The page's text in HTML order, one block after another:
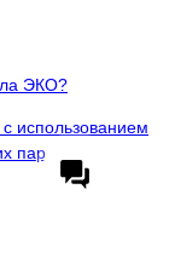
ЭКО?
использованием
стать